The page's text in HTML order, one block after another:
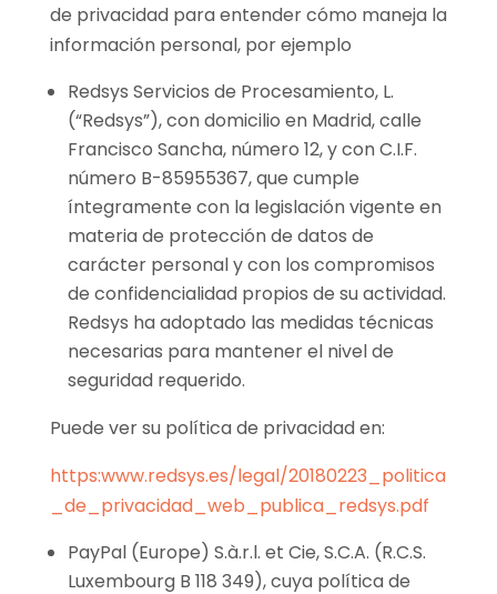
de privacidad para entender cómo maneja la
información personal, por ejemplo
Redsys Servicios de Procesamiento, L.
(“Redsys”), con domicilio en Madrid, calle
Francisco Sancha, número 12, y con C.I.F.
número B-85955367, que cumple
íntegramente con la legislación vigente en
materia de protección de datos de
carácter personal y con los compromisos
de confidencialidad propios de su actividad.
Redsys ha adoptado las medidas técnicas
necesarias para mantener el nivel de
seguridad requerido.
Puede ver su política de privacidad en:
https:www.redsys.es/legal/20180223_politica
_de_privacidad_web_publica_redsys.pdf
PayPal (Europe) S.à.r.l. et Cie, S.C.A. (R.C.S.
Luxembourg B 118 349), cuya política de